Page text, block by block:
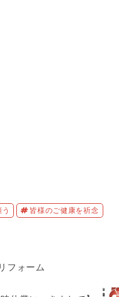
皆様のご健康を祈念
フォーム